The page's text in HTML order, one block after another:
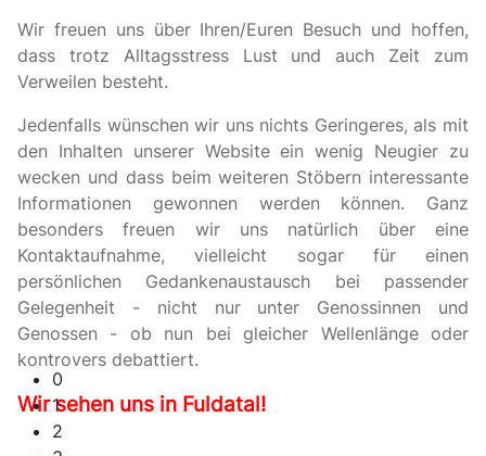
Ihringshausen
0
1
2
Wir freuen uns über Ihren/Euren Besuch und hoffen,
dass trotz Alltagsstress Lust und auch Zeit zum
Verweilen besteht.
Jedenfalls wünschen wir uns nichts Geringeres, als mit
den Inhalten unserer Website ein wenig Neugier zu
wecken und dass beim weiteren Stöbern interessante
Informationen gewonnen werden können. Ganz
besonders freuen wir uns natürlich über eine
Kontaktaufnahme, vielleicht sogar für einen
persönlichen Gedankenaustausch bei passender
Gelegenheit - nicht nur unter Genossinnen und
Genossen - ob nun bei gleicher Wellenlänge oder
kontrovers debattiert.
Wir sehen uns in Fuldatal!